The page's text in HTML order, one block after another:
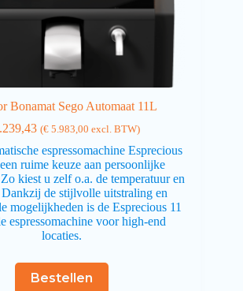
Bonamat Sego Automaat 11L
(€5.983,00 excl. BTW)
espressomachine Esprecious
ruime keuze aan persoonlijke
kiest u zelf o.a. de temperatuur en
de stijlvolle uitstraling en
mogelijkheden is de Esprecious 11
espressomachine voor high-end
locaties.
Bestellen